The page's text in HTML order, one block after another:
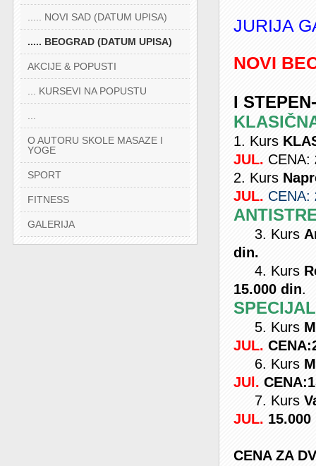
..... NOVI SAD (DATUM UPISA)
..... BEOGRAD (DATUM UPISA)
AKCIJE & POPUSTI
... KURSEVI NA POPUSTU
O AUTORU SKOLE MASAZE I
YOGE
SPORT
FITNESS
GALERIJA
JURIJA
NOVI
I STEPEN
1. Kurs
JUL. CENA:
2. Kurs
JUL. CENA:
3. Kurs
din.
4. Kurs
15.000 din.
5. Kurs
JUL. CENA:
6. Kurs
JUl. CENA:
7. Kurs
JUL. 15.000
CENA ZA